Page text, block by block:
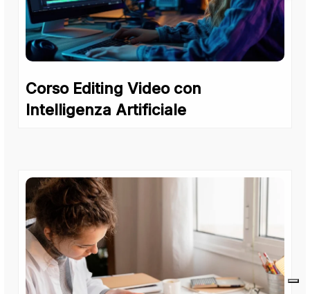
Corso Editing Video con
Intelligenza Artificiale